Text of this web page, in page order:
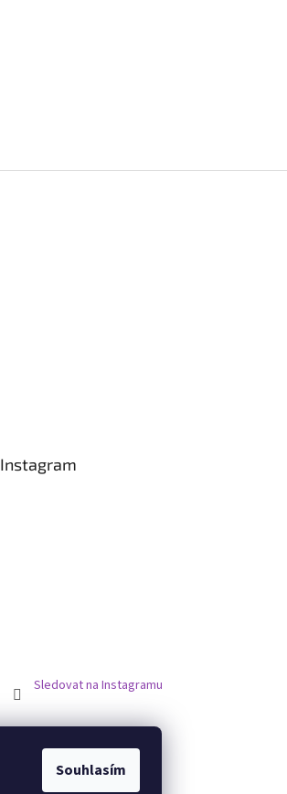
Souhlasím
Instagram
Sledovat na Instagramu